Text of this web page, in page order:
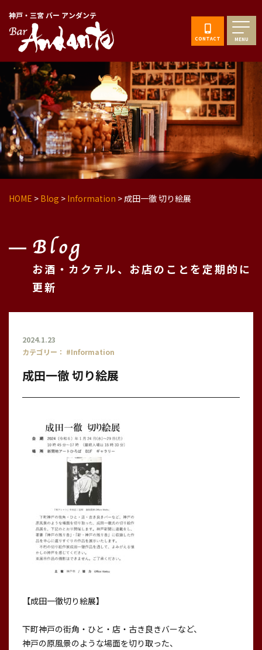
神戸・三宮 バー アンダンテ
CONTACT MENU
HOME > Blog > Information >成田一徹 切り絵展
Blog
お酒・カクテル、お店のことを定期的に
更新
2024.1.23
カテゴリー： #Information
成田一徹 切り絵展
【成田一徹切り絵展】
下町神⼾の街⾓・ひと・店・古き良きバーなど、
神⼾の原風景のような場面を切り取った、